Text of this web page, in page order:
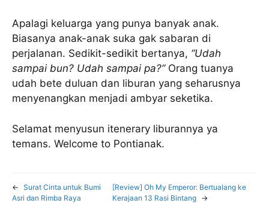
Apalagi keluarga yang punya banyak anak.
Biasanya anak-anak suka gak sabaran di
perjalanan. Sedikit-sedikit bertanya, “Udah
sampai bun? Udah sampai pa?”Orang tuanya
udah bete duluan dan liburan yang seharusnya
menyenangkan menjadi ambyar seketika.
Selamat menyusun itenerary liburannya ya
temans. Welcome to Pontianak.
← Surat Cinta untuk Bumi
Asri dan Rimba Raya
[Review] Oh My Emperor: Bertualang ke
Kerajaan 13 Rasi Bintang
→